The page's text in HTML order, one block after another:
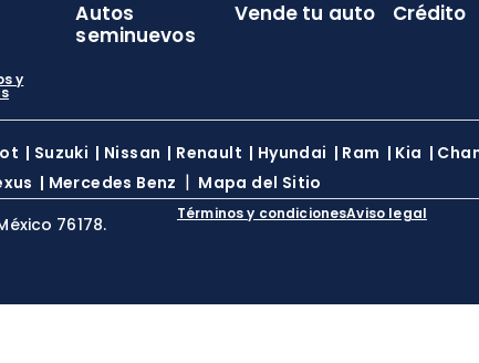
y
Autos
seminuevos
Vende tu auto Crédito
| Suzuki | Nissan | Renault | Hyundai | Ram | Kia |
| Mercedes Benz | Mapa del Sitio
76178.
Términos y condicionesAviso legal